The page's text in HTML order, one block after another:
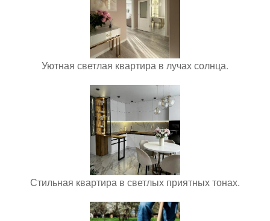
Уютная светлая квартира в лучах солнца.
Стильная квартира в светлых приятных тонах.